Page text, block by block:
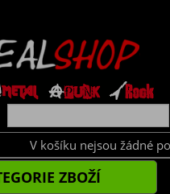
V košíku nejsou žádné
ZBOŽÍ